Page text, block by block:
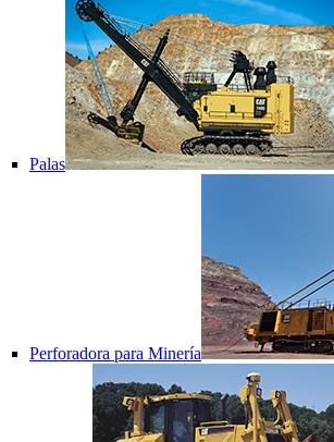
Palas
Perforadora para Minería